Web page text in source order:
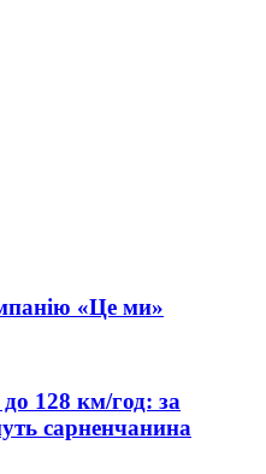
«Це ми»
128 км/год: за
сарненчанина